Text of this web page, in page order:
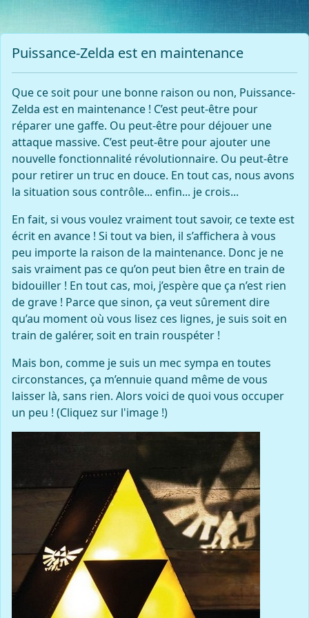
Puissance-Zelda est en maintenance
Que ce soit pour une bonne raison ou non, Puissance-
Zelda est en maintenance ! C’est peut-être pour
réparer une gaffe. Ou peut-être pour déjouer une
attaque massive. C’est peut-être pour ajouter une
nouvelle fonctionnalité révolutionnaire. Ou peut-être
pour retirer un truc en douce. En tout cas, nous avons
la situation sous contrôle... enfin... je crois...
En fait, si vous voulez vraiment tout savoir, ce texte est
écrit en avance ! Si tout va bien, il s’affichera à vous
peu importe la raison de la maintenance. Donc je ne
sais vraiment pas ce qu’on peut bien être en train de
bidouiller ! En tout cas, moi, j’espère que ça n’est rien
de grave ! Parce que sinon, ça veut sûrement dire
qu’au moment où vous lisez ces lignes, je suis soit en
train de galérer, soit en train rouspéter !
Mais bon, comme je suis un mec sympa en toutes
circonstances, ça m’ennuie quand même de vous
laisser là, sans rien. Alors voici de quoi vous occuper
un peu ! (Cliquez sur l'image !)